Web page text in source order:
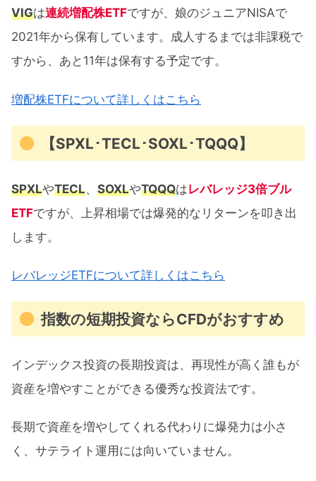
VIGは連続増配株ETFですが、娘のジュニアNISAで
2021年から保有しています。成人するまでは非課税で
すから、あと11年は保有する予定です。
増配株ETFについて詳しくはこちら
【SPXL･TECL･SOXL･TQQQ】
SPXLやTECL、 SOXLやTQQQはレバレッジ3倍ブル
ETFですが、上昇相場では爆発的なリターンを叩き出
します。
レバレッジETFについて詳しくはこちら
指数の短期投資ならCFDがおすすめ
インデックス投資の長期投資は、再現性が高く誰もが
資産を増やすことができる優秀な投資法です。
長期で資産を増やしてくれる代わりに爆発力は小さ
く、サテライト運用には向いていません。